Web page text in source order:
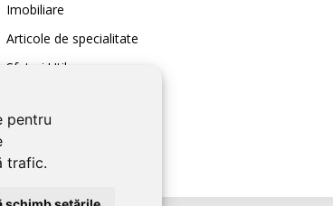
pentru
trafic.
Imobiliare
Articole de specialitate
Sfaturi Utile